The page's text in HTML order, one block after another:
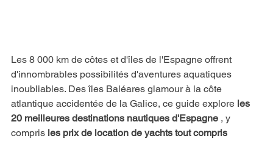
Les 8 000 km de côtes et d'îles de l'Espagne offrent
d'innombrables possibilités d'aventures aquatiques
inoubliables. Des îles Baléares glamour à la côte
atlantique accidentée de la Galice, ce guide explore les
20 meilleures destinations nautiques d'Espagne , y
compris les prix de location de yachts tout compris